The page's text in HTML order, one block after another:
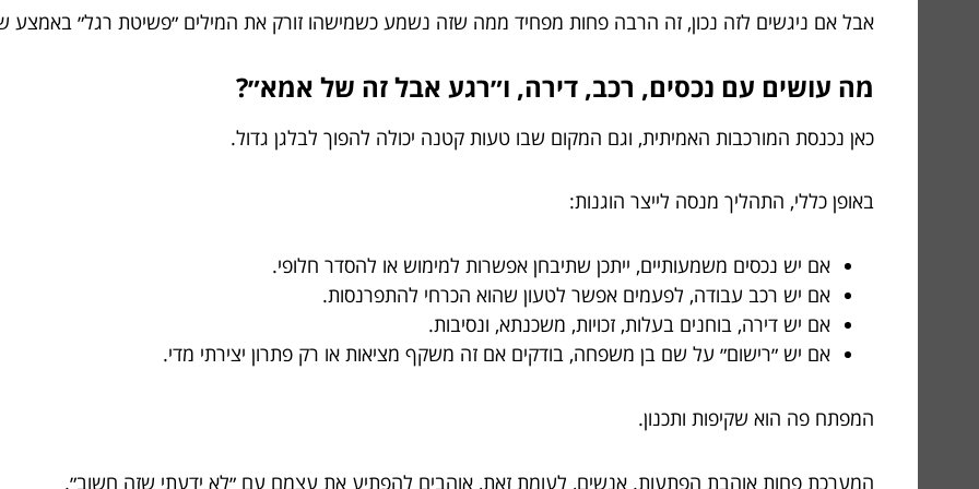
אבל אם ניגשים לזה נכון, זה הרבה פחות מפחיד ממה שזה נשמע כשמישהו זורק את המילים ״פשיטת רגל״ באמצע
מה עושים עם נכסים, רכב, דירה, ו״רגע אבל זה של אמא״?
כאן נכנסת המורכבות האמיתית, וגם המקום שבו טעות קטנה יכולה להפוך לבלגן גדול.
באופן כללי, התהליך מנסה לייצר הוגנות:
אם יש נכסים משמעותיים, ייתכן שתיבחן אפשרות למימוש או להסדר חלופי.
אם יש רכב עבודה, לפעמים אפשר לטעון שהוא הכרחי להתפרנסות.
אם יש דירה, בוחנים בעלות, זכויות, משכנתא, ונסיבות.
אם יש ״רישום״ על שם בן משפחה, בודקים אם זה משקף מציאות או רק פתרון יצירתי מדי.
המפתח פה הוא שקיפות ותכנון.
המערכת פחות אוהבת הפתעות. אנשים, לעומת זאת, אוהבים להפתיע את עצמם עם ״לא ידעתי שזה חשוב״.